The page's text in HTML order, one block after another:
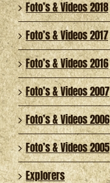
Foto’s & Videos 2018
Foto’s & Videos 2017
Foto’s & Videos 2016
Foto’s & Videos 2007
Foto’s & Videos 2006
Foto’s & Videos 2005
Explorers